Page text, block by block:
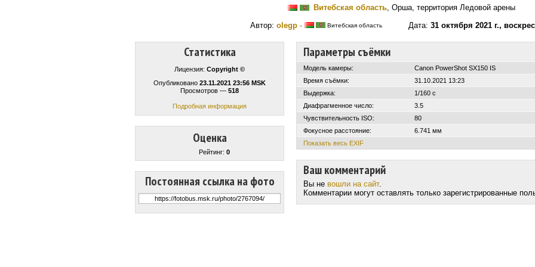
Витебская область, Орша, территория Ледовой арены
Автор: olegp· Витебская областьДата: 31 октября 2021 г.,
Статистика
Лицензия: Copyright ©
Опубликовано 23.11.2021 23:56 MSK
Просмотров — 518
Подробная информация
Оценка
Рейтинг: 0
Постоянная ссылка на фото
Параметры съёмки
Модель камеры:
Canon PowerShot SX150 IS
Время съёмки:
31.10.2021 13:23
Выдержка:
1/160 с
Диафрагменное число:
3.5
Чувствительность ISO:
80
Фокусное расстояние:
6.741 мм
Показать весь EXIF
Ваш комментарий
Вы не вошли на сайт.
Комментарии могут оставлять только зарегистрированные